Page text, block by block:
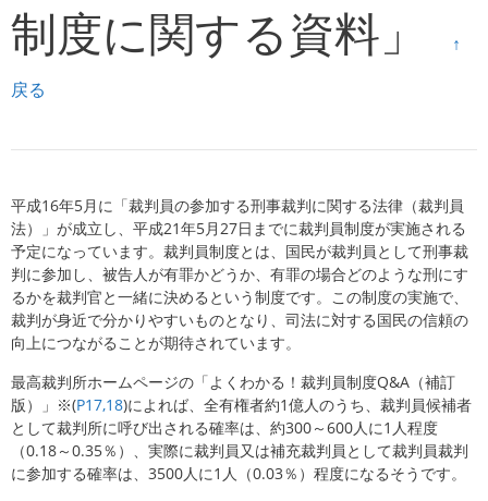
制度に関する資料」
↑
戻る
平成16年5月に「裁判員の参加する刑事裁判に関する法律（裁判員
法）」が成立し、平成21年5月27日までに裁判員制度が実施される
予定になっています。裁判員制度とは、国民が裁判員として刑事裁
判に参加し、被告人が有罪かどうか、有罪の場合どのような刑にす
るかを裁判官と一緒に決めるという制度です。この制度の実施で、
裁判が身近で分かりやすいものとなり、司法に対する国民の信頼の
向上につながることが期待されています。
最高裁判所ホームページの「よくわかる！裁判員制度Q&A（補訂
版）」※(P17,18)によれば、全有権者約1億人のうち、裁判員候補者
として裁判所に呼び出される確率は、約300～600人に1人程度
（0.18～0.35％）、実際に裁判員又は補充裁判員として裁判員裁判
に参加する確率は、3500人に1人（0.03％）程度になるそうです。